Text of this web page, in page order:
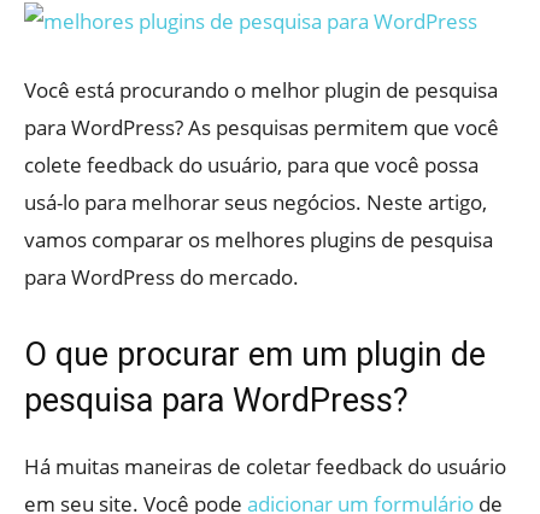
Você está procurando o melhor plugin de pesquisa
para WordPress? As pesquisas permitem que você
colete feedback do usuário, para que você possa
usá-lo para melhorar seus negócios. Neste artigo,
vamos comparar os melhores plugins de pesquisa
para WordPress do mercado.
O que procurar em um plugin de
pesquisa para WordPress?
Há muitas maneiras de coletar feedback do usuário
em seu site. Você pode adicionar um formulário de